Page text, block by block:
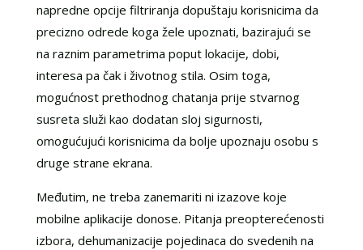
napredne opcije filtriranja dopuštaju korisnicima da
precizno odrede koga žele upoznati, bazirajući se
na raznim parametrima poput lokacije, dobi,
interesa pa čak i životnog stila. Osim toga,
mogućnost prethodnog chatanja prije stvarnog
susreta služi kao dodatan sloj sigurnosti,
omogućujući korisnicima da bolje upoznaju osobu s
druge strane ekrana.
Međutim, ne treba zanemariti ni izazove koje
mobilne aplikacije donose. Pitanja preopterećenosti
izbora, dehumanizacije pojedinaca do svedenih na